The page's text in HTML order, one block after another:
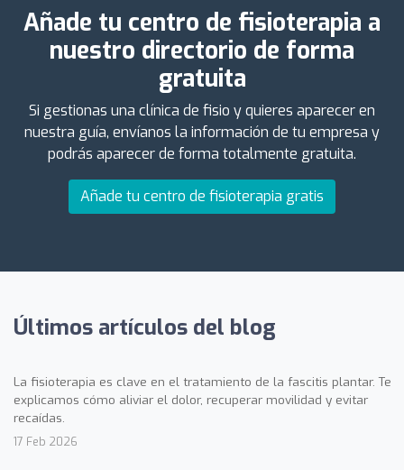
Añade tu centro de fisioterapia a
nuestro directorio de forma
gratuita
Si gestionas una clínica de fisio y quieres aparecer en
nuestra guía, envíanos la información de tu empresa y
podrás aparecer de forma totalmente gratuita.
Añade tu centro de fisioterapia gratis
Últimos artículos del blog
La fisioterapia es clave en el tratamiento de la fascitis plantar. Te
explicamos cómo aliviar el dolor, recuperar movilidad y evitar
recaídas.
17 Feb 2026